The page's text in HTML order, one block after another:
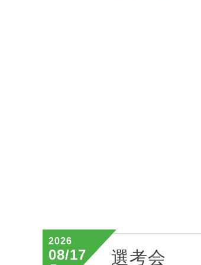
2026
08/17 選考会